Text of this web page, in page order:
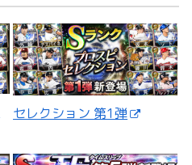
セレクション 第1弾